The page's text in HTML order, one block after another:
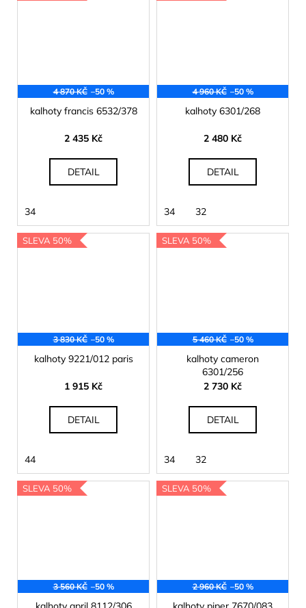
4 870 KČ –50 %
kalhoty francis 6532/378
2 435 Kč
DETAIL
34
4 960 KČ –50 %
kalhoty 6301/268
2 480 Kč
DETAIL
34 32
SLEVA 50%
3 830 KČ –50 %
kalhoty 9221/012 paris
1 915 Kč
DETAIL
44
SLEVA 50%
5 460 KČ –50 %
kalhoty cameron
6301/256
2 730 Kč
DETAIL
34 32
SLEVA 50%
3 560 KČ –50 %
SLEVA 50%
2 960 KČ –50 %